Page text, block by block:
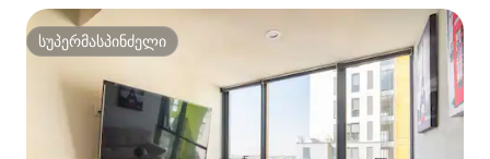
სუპერმასპინძელი
სუპერმასპინძელი